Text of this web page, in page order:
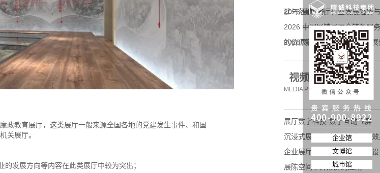
政教育展厅，这类展厅一般来源全国各地的党建发生事件、和国
关展厅。
发展方向等内容在此类展厅中较为突出；
建与落地实践
2026 展馆展厅行业发展趋势
2026 中国展馆展厅全链条服
的价值解析
2026展馆展厅一体化服务发
企业拓展标杆合作
视频动态
MEDIA PERSPECTIVE
展厅数字科技-数字互动飞屏
沉浸式展厅体验-校史馆设计
企业展厅设计-化工企业展厅
展陈空间中异形屏的应用
企业馆
文博馆
城市馆